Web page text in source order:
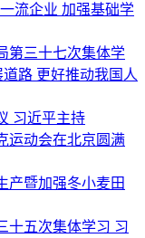
流企业 加强基础学
第三十七次集体学
路 更好推动我国人
习近平主持
运动会在北京圆满
产暨加强冬小麦田
十五次集体学习 习